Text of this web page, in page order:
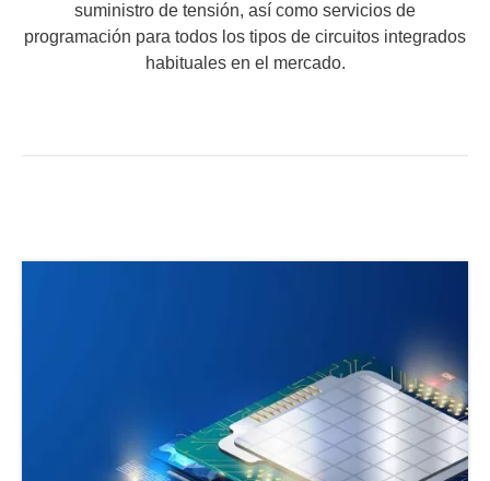
suministro de tensión, así como servicios de
programación para todos los tipos de circuitos integrados
habituales en el mercado.